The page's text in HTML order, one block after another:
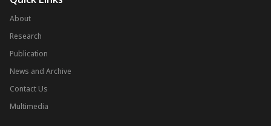
About
Research
Publication
News and Archive
Contact Us
Multimedia